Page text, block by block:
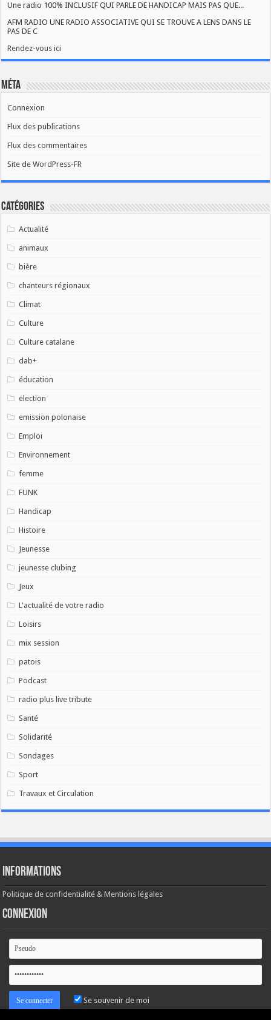
Une radio 100% INCLUSIF QUI PARLE DE HANDICAP MAIS PAS QUE...
AFM RADIO UNE RADIO ASSOCIATIVE QUI SE TROUVE A LENS DANS LE
PAS DE C
Rendez-vous ici
Méta
Connexion
Flux des publications
Flux des commentaires
Site de WordPress-FR
Catégories
Actualité
animaux
bière
chanteurs régionaux
Climat
Culture
Culture catalane
dab+
éducation
election
emission polonaise
Emploi
Environnement
femme
FUNK
Handicap
Histoire
Jeunesse
jeunesse clubing
Jeux
L'actualité de votre radio
Loisirs
mix session
patois
Podcast
radio plus live tribute
Santé
Solidarité
Sondages
Sport
Travaux et Circulation
Informations
Politique de confidentialité & Mentions légales
Connexion
Se souvenir de moi